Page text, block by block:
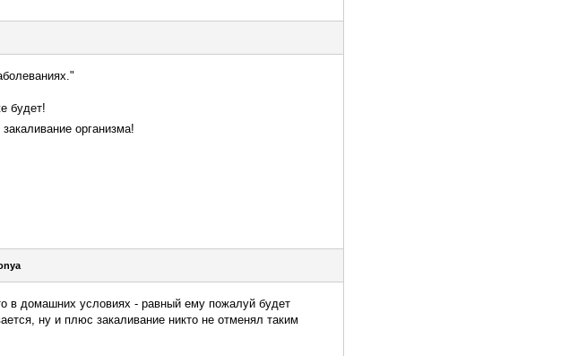
будет!
организма!
в домашних условиях - равный ему пожалуй будет
ну и плюс закаливание никто не отменял таким